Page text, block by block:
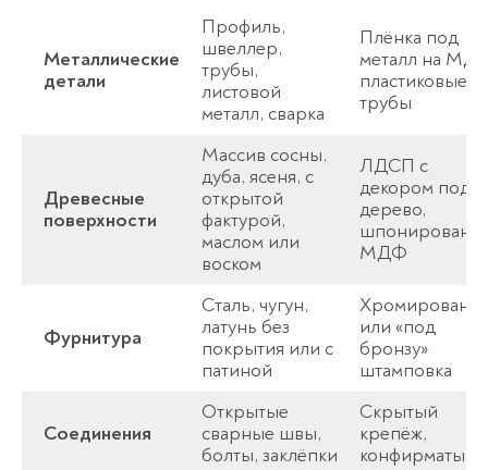
Металлические
детали
Профиль,
швеллер,
трубы,
листовой
металл, сварка
Плёнка под
металл на
пластиковые
трубы
Древесные
поверхности
Массив сосны,
дуба, ясеня, с
открытой
фактурой,
маслом или
воском
ЛДСП с
декором под
дерево,
МДФ
Фурнитура
Сталь, чугун,
латунь без
покрытия или с
патиной
или «под
бронзу»
штамповка
Соединения
Открытые
сварные швы,
болты, заклёпки
Скрытый
крепёж,
конфирматы
Спасибо!
Менеджер свяжется с вами в
течение 3-x минут.